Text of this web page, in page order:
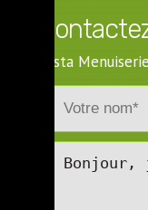
Costa